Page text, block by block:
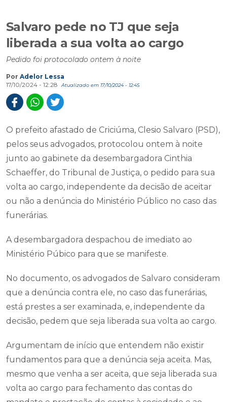
Salvaro pede no TJ que seja
liberada a sua volta ao cargo
Pedido foi protocolado ontem à noite
Por Adelor Lessa
17/10/2024 - 12:28
Atualizado em 17/10/2024 - 12:45
O prefeito afastado de Criciúma, Clesio Salvaro (PSD),
pelos seus advogados, protocolou ontem à noite
junto ao gabinete da desembargadora Cinthia
Schaeffer, do Tribunal de Justiça, o pedido para sua
volta ao cargo, independente da decisão de aceitar
ou não a denúncia do Ministério Público no caso das
funerárias.
A desembargadora despachou de imediato ao
Ministério Púbico para que se manifeste.
No documento, os advogados de Salvaro consideram
que a denúncia contra ele, no caso das funerárias,
está prestes a ser examinada, e, independente da
decisão, pedem que seja liberada sua volta ao cargo.
Argumentam de início que entendem não existir
fundamentos para que a denúncia seja aceita. Mas,
mesmo que venha a ser aceita, que seja liberada sua
volta ao cargo para fechamento das contas do